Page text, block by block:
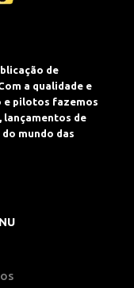
de
a qualidade e
e pilotos fazemos
lançamentos de
mundo das